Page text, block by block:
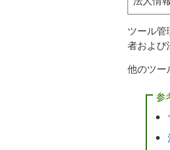
ツール管
者および
他のツー
参